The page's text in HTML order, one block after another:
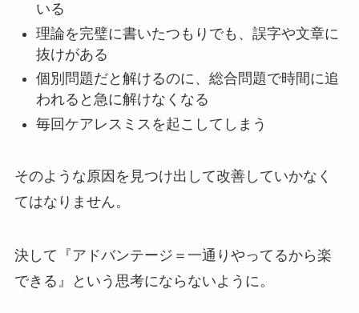
いる
理論を完璧に書いたつもりでも、誤字や文章に
抜けがある
個別問題だと解けるのに、総合問題で時間に追
われると急に解けなくなる
毎回ケアレスミスを起こしてしまう
そのような原因を見つけ出して改善していかなく
てはなりません。
決して『アドバンテージ＝一通りやってるから楽
できる』という思考にならないように。